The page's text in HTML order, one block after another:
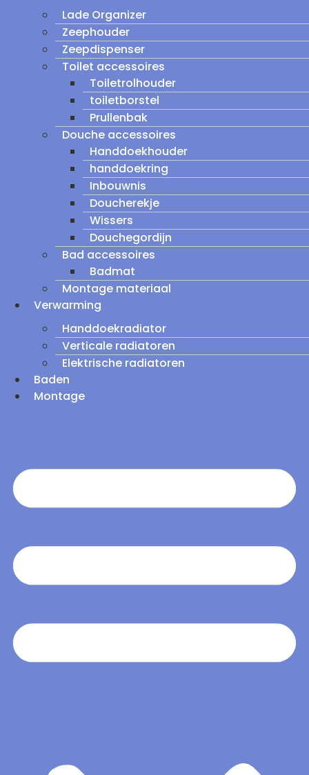
Lade Organizer
Zeephouder
Zeepdispenser
Toilet accessoires
Toiletrolhouder
toiletborstel
Prullenbak
Douche accessoires
Handdoekhouder
handdoekring
Inbouwnis
Doucherekje
Wissers
Douchegordijn
Bad accessoires
Badmat
Montage materiaal
Verwarming
Handdoekradiator
Verticale radiatoren
Elektrische radiatoren
Baden
Montage